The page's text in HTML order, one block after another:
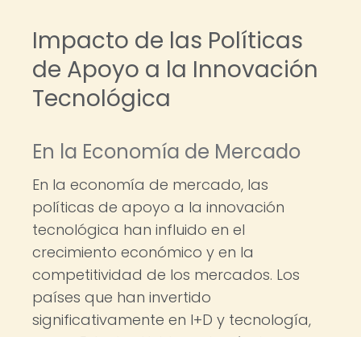
Impacto de las Políticas
de Apoyo a la Innovación
Tecnológica
En la Economía de Mercado
En la economía de mercado, las
políticas de apoyo a la innovación
tecnológica han influido en el
crecimiento económico y en la
competitividad de los mercados. Los
países que han invertido
significativamente en I+D y tecnología,